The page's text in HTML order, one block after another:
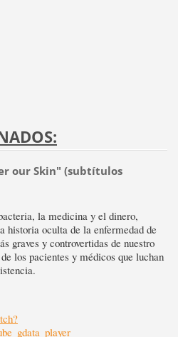
our Skin" (subtítulos
la medicina y el dinero,
historia oculta de la enfermedad de
graves y controvertidas de nuestro
los pacientes y médicos que luchan